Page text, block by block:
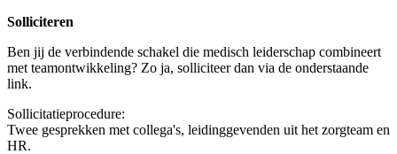
Solliciteren
Ben jij de verbindende schakel die medisch leiderschap combineert
met teamontwikkeling? Zo ja, solliciteer dan via de onderstaande
link.
Sollicitatieprocedure:
Twee gesprekken met collega's, leidinggevenden uit het zorgteam en
HR.